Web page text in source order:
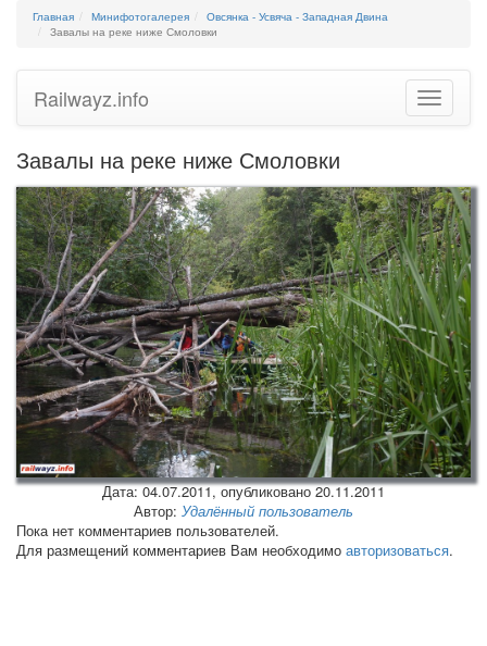
Главная Минифотогалерея
Овсянка - Усвяча - Западная Двина
Завалы на реке ниже Смоловки
Toggle
Railwayz.info
Завалы на реке ниже Смоловки
Дата:04.07.2011, опубликовано 20.11.2011
Автор: Удалённый пользователь
Пока нет комментариев пользователей.
Для размещений комментариев Вам необходимо авторизоваться.